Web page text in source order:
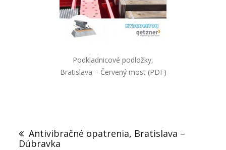
Podkladnicové podložky,
Bratislava – Červený most (PDF)
v
článku
Antivibračné opatrenia, Bratislava –
Dúbravka